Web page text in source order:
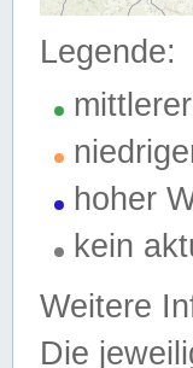
Legende:
hoher
kein
Weitere
Die